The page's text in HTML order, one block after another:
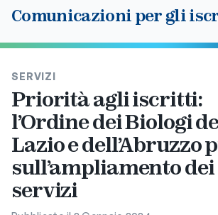
Comunicazioni per gli
SERVIZI
Priorità agli iscritti:
l’Ordine dei Biologi
Lazio e dell’Abruzzo
sull’ampliamento dei
servizi